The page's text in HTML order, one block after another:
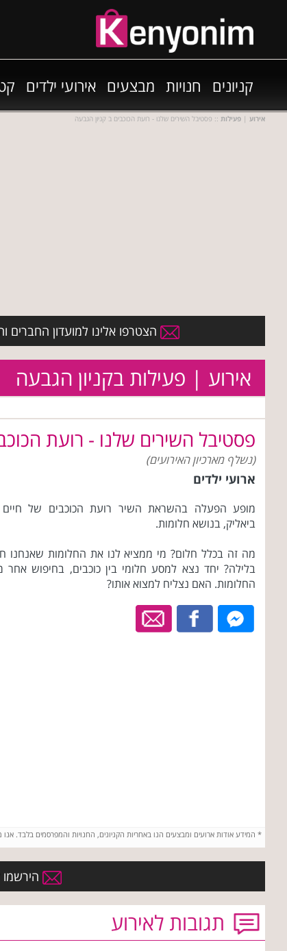
קניונים חנויות מבצעים אירועי ילדים
אירוע | פעילות :: פסטיבל השירים שלנו - רועת הכוכבים ב קניון הגבעה
הצטרפו אלינו למועדון החברים
אירוע | פעילות בקניון הגבעה
פסטיבל השירים שלנו - רועת
(נשלף מארכיון האירועים)
ארועי ילדים
מופע הפעלה בהשראת השיר רועת הכוכבים של חיים
ביאליק, בנושא חלומות.
מה זה בכלל חלום? מי ממציא לנו את החלומות שאנחנו
בלילה? יחד נצא למסע חלומי בין כוכבים, בחיפוש אחר
החלומות. האם נצליח למצוא אותו?
* המידע אודות ארועים ומבצעים הנו באחריות הקניונים, החנויות והמפרסמים בלבד.
הירשמו
תגובות לאירוע